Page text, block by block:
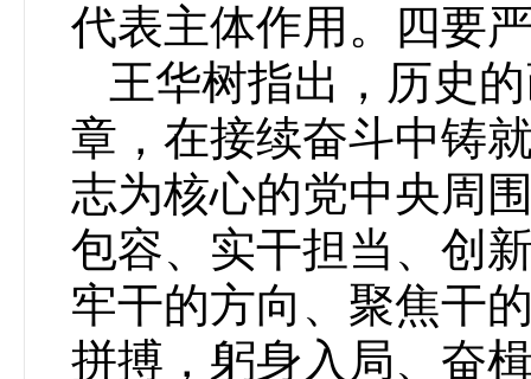
代表主体作用。四要
王华树指出，历史
章，在接续奋斗中铸
志为核心的党中央周
包容、实干担当、创
牢干的方向、聚焦干
拼搏，躬身入局、奋